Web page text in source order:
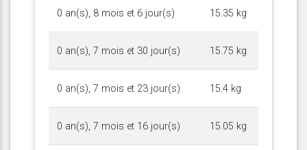
0 an(s), 8 mois et 6 jour(s) 15.35 kg
0 an(s), 7 mois et 30 jour(s) 15.75 kg
0 an(s), 7 mois et 23 jour(s) 15.4 kg
0 an(s), 7 mois et 16 jour(s) 15.05 kg